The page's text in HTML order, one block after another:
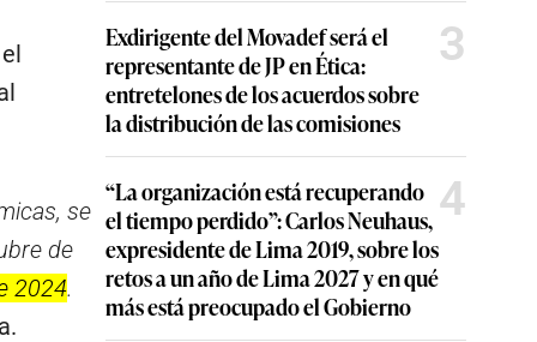
se
de
2024.
Exdirigente del Movadef será el
representante de JP en Ética:
entretelones de los acuerdos sobre
la distribución de las comisiones
3
“La organización está recuperando
el tiempo perdido”: Carlos Neuhaus,
expresidente de Lima 2019, sobre los
retos a un año de Lima 2027 y en qué
más está preocupado el Gobierno
4